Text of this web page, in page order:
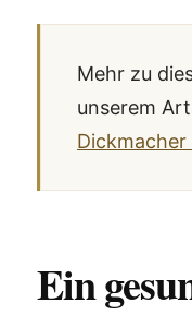
Mehr zu
unserem
Ein